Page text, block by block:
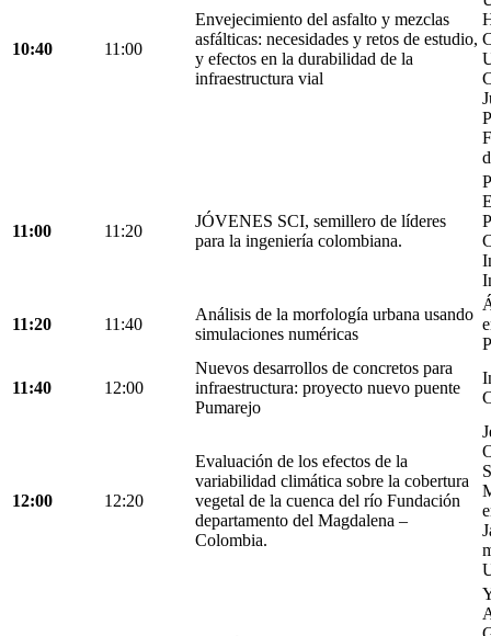
10:40 11:00
Envejecimiento del asfalto y mezclas
asfálticas: necesidades y retos de estudio,
y efectos en la durabilidad de la
infraestructura vial
11:00 11:20
JÓVENES SCI, semillero de líderes
para la ingeniería colombiana.
11:20 11:40
Análisis de la morfología urbana usando
simulaciones numéricas
11:40 12:00
Nuevos desarrollos de concretos para
infraestructura: proyecto nuevo puente
Pumarejo
12:00 12:20
Evaluación de los efectos de la
variabilidad climática sobre la cobertura
vegetal de la cuenca del río Fundación
departamento del Magdalena –
Colombia.